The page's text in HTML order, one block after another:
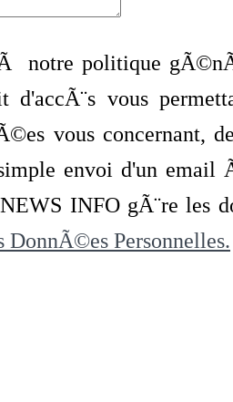
notre politique
d'accÃ¨s vous
vous concernant,
envoi d'un
INFO gÃ¨re les
DonnÃ©es Personnelles.